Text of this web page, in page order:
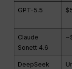
GPT-5.5
Claude
Sonett 4.6
DeepSeek